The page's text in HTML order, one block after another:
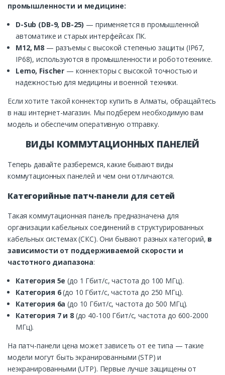
промышленности и медицине:
D-Sub (DB-9, DB-25) — применяется в промышленной
автоматике и старых интерфейсах ПК.
M12, M8 — разъемы с высокой степенью защиты (IP67,
IP68), используются в промышленности и робототехнике.
Lemo, Fischer — коннекторы с высокой точностью и
надежностью для медицины и военной техники.
Если хотите такой коннектор купить в Алматы, обращайтесь
в наш интернет-магазин. Мы подберем необходимую вам
модель и обеспечим оперативную отправку.
ВИДЫ КОММУТАЦИОННЫХ ПАНЕЛЕЙ
Теперь давайте разберемся, какие бывают виды
коммутационных панелей и чем они отличаются.
Категорийные патч-панели для сетей
Такая коммутационная панель предназначена для
организации кабельных соединений в структурированных
кабельных системах (СКС). Они бывают разных категорий, в
зависимости от поддерживаемой скорости и
частотного диапазона:
Категория 5e (до 1 Гбит/с, частота до 100 МГц).
Категория 6(до 10 Гбит/с, частота до 250 МГц).
Категория 6a (до 10 Гбит/с, частота до 500 МГц).
Категория 7 и 8(до 40-100 Гбит/с, частота до 600-2000
МГц).
На патч-панели цена может зависеть от ее типа — такие
модели могут быть экранированными (STP) и
неэкранированными (UTP). Первые лучше защищены от